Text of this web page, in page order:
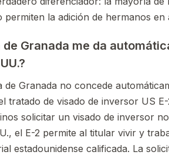
la adición de hermanos en
de Granada me da
Granada no concede
tratado de visado de inversor US
solicitar un visado de inversor
el E-2 permite al titular vivir y
estadounidense calificada. La